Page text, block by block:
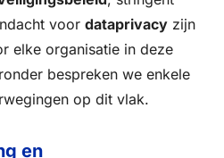
voor dataprivacy zijn
elke organisatie in deze
bespreken we enkele
op dit vlak.
en